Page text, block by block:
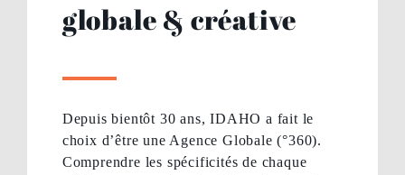
globale & créative
Depuis bientôt 30 ans, IDAHO a fait le
choix d’être une Agence Globale (°360).
Comprendre les spécificités de chaque